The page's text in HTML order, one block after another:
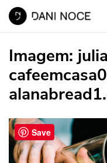
Imagem:
Save